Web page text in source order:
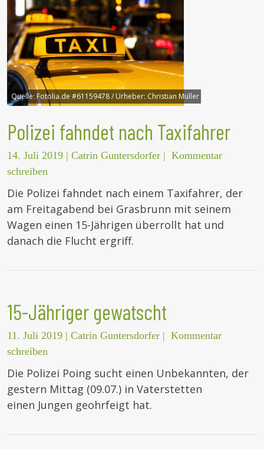
Quelle: Fotolia.de #61159478 / Urheber: Christian Müller
Polizei fahndet nach Taxifahrer
14. Juli 2019 | Catrin Guntersdorfer | Kommentar
schreiben
Die Polizei fahndet nach einem Taxifahrer, der
am Freitagabend bei Grasbrunn mit seinem
Wagen einen 15-Jährigen überrollt hat und
danach die Flucht ergriff.
15-Jähriger gewatscht
11. Juli 2019 | Catrin Guntersdorfer | Kommentar
schreiben
Die Polizei Poing sucht einen Unbekannten, der
gestern Mittag (09.07.) in Vaterstetten
einen Jungen geohrfeigt hat.